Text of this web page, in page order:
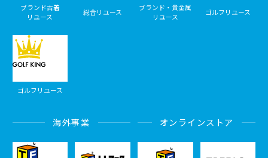
ブランド古着
リユース
総合リユース
ブランド・貴金属
リユース
ゴルフリユース
ゴルフリユース
海外事業 オンラインストア